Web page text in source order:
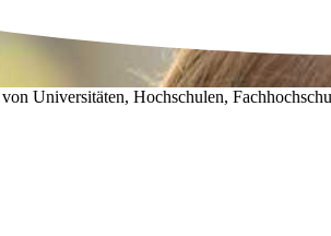
Universitäten, Hochschulen,